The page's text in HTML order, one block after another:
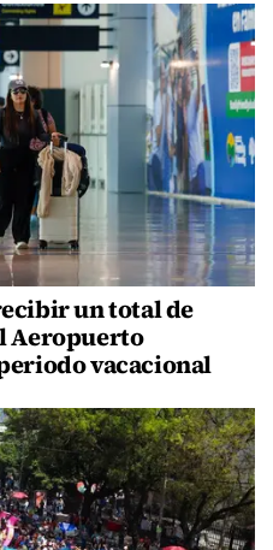
un total de
Aeropuerto
vacacional